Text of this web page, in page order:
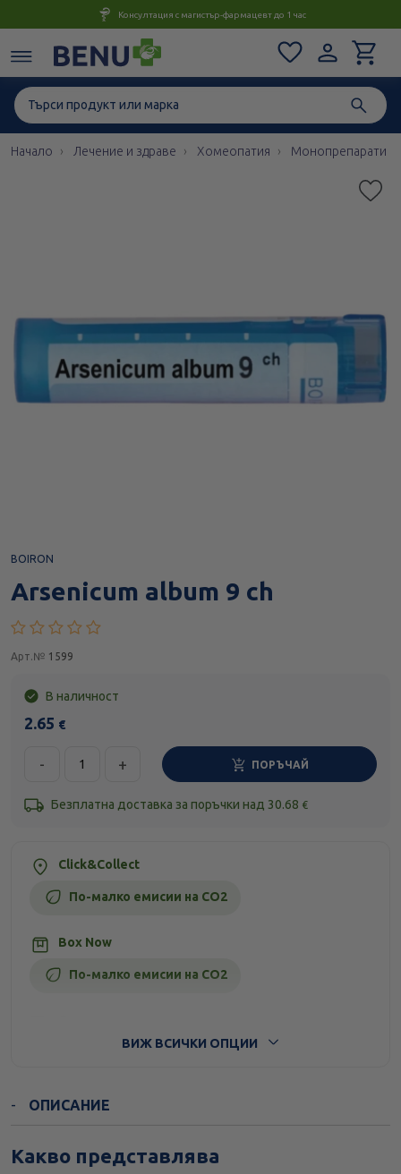
Консултация с магистър-фармацевт до 1 час
Начало Лечение и здраве Хомеопатия Монопрепарати
BOIRON
Arsenicum album 9 ch
Арт.№ 1599
В наличност
2.65 €
- + ПОРЪЧАЙ
Безплатна доставка за поръчки над 30.68 €
Click&Collect
По-малко емисии на CO2
Box Now
По-малко емисии на CO2
ВИЖ ВСИЧКИ ОПЦИИ
ОПИСАНИЕ
Какво представлява